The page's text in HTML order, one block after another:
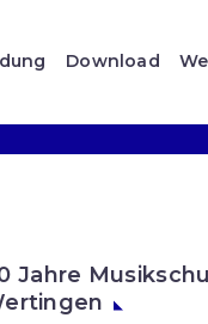
Download
Jahre